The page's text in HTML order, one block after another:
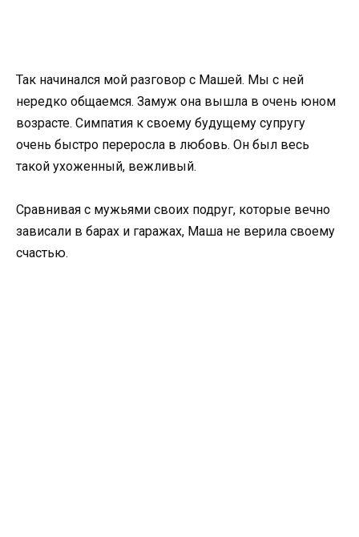
Так начинался мой разговор с Машей. Мы с ней
нередко общаемся. Замуж она вышла в очень юном
возрасте. Симпатия к своему будущему супругу
очень быстро переросла в любовь. Он был весь
такой ухоженный, вежливый.
Сравнивая с мужьями своих подруг, которые вечно
зависали в барах и гаражах, Маша не верила своему
счастью.